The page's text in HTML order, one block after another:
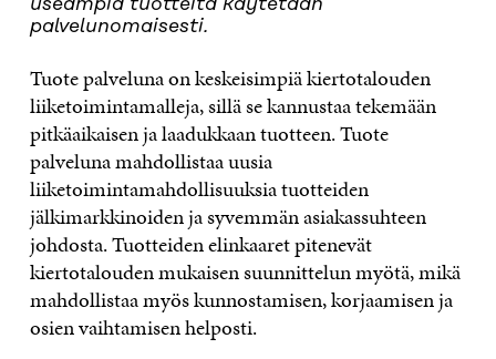
palvelunomaisesti.
Tuote palveluna on keskeisimpiä kiertotalouden
liiketoimintamalleja, sillä se kannustaa tekemään
pitkäaikaisen ja laadukkaan tuotteen. Tuote
palveluna mahdollistaa uusia
liiketoimintamahdollisuuksia tuotteiden
jälkimarkkinoiden ja syvemmän asiakassuhteen
johdosta. Tuotteiden elinkaaret pitenevät
kiertotalouden mukaisen suunnittelun myötä, mikä
mahdollistaa myös kunnostamisen, korjaamisen ja
osien vaihtamisen helposti.